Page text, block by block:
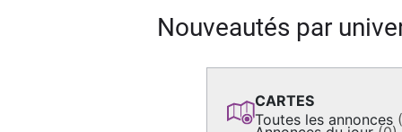
Nouveautés par
CARTES
Toutes les annonces